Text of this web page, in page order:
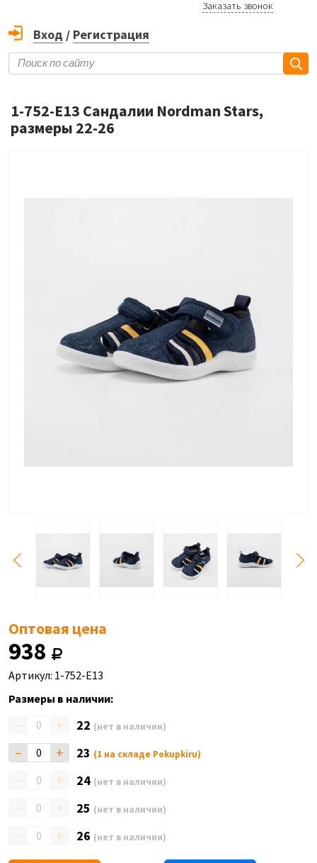
Заказать звонок
Вход / Регистрация
1-752-E13 Сандалии Nordman Stars,
размеры 22-26
Оптовая цена
938
Артикул: 1-752-E13
Размеры в наличии:
– + 22 (нет в наличии)
– + 23 (1 на складе Pokupkiru)
– + 24 (нет в наличии)
– + 25 (нет в наличии)
– + 26 (нет в наличии)